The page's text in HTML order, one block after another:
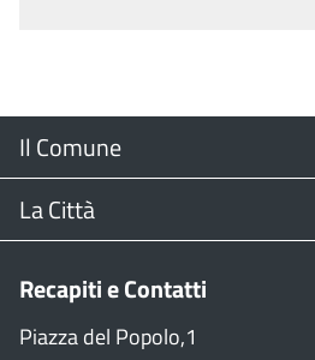
Menu
Footer
Il Comune
Il Sindaco
Consiglio Comunale
La Città
Web Cam
Stradario
Recapiti e Contatti
Piazza del Popolo,1